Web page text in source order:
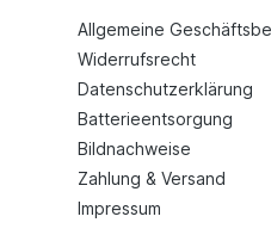
Allgemeine
Widerrufsrecht
Datenschutzerklärung
Batterieentsorgung
Bildnachweise
Zahlung & Versand
Impressum